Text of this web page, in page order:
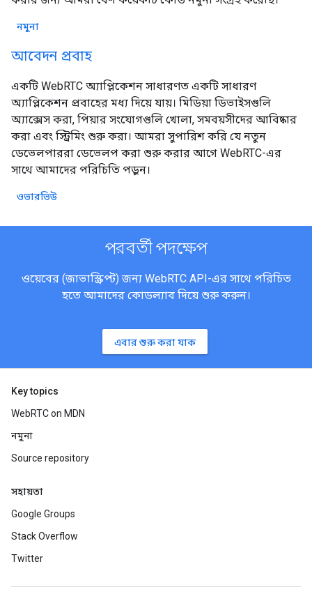
নমুনা
আবেদন প্রবাহ
একটি WebRTC অ্যাপ্লিকেশন সাধারণত একটি সাধারণ
অ্যাপ্লিকেশন প্রবাহের মধ্য দিয়ে যায়। মিডিয়া ডিভাইসগুলি
অ্যাক্সেস করা, পিয়ার সংযোগগুলি খোলা, সমবয়সীদের আবিষ্কার
করা এবং স্ট্রিমিং শুরু করা। আমরা সুপারিশ করি যে নতুন
ডেভেলপাররা ডেভেলপ করা শুরু করার আগে WebRTC-এর
সাথে আমাদের পরিচিতি পড়ুন।
ওভারভিউ
পরবর্তী পদক্ষেপ
ওয়েবের (জাভাস্ক্রিপ্ট) জন্য WebRTC API-এর সাথে পরিচিত
হতে আমাদের কোডল্যাব দিয়ে শুরু করুন।
এবার শুরু করা যাক
Key topics
WebRTC on MDN
নমুনা
Source repository
সহায়তা
Google Groups
Stack Overflow
Twitter